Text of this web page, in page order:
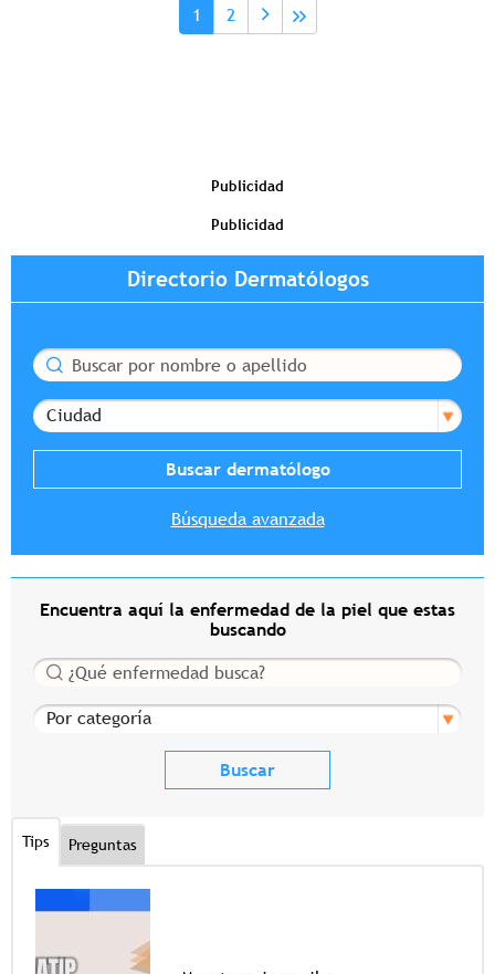
Página actual
1 Page
2
Publicidad
Publicidad
Directorio Dermatólogos
Buscar
Ciudad
Búsqueda avanzada
Encuentra aquí la enfermedad de la piel que estas
buscando
Buscar
Por categoría
Tips Preguntas